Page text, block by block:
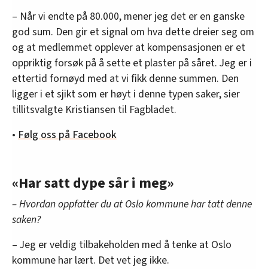
– Når vi endte på 80.000, mener jeg det er en ganske
god sum. Den gir et signal om hva dette dreier seg om
og at medlemmet opplever at kompensasjonen er et
oppriktig forsøk på å sette et plaster på såret. Jeg er i
ettertid fornøyd med at vi fikk denne summen. Den
ligger i et sjikt som er høyt i denne typen saker, sier
tillitsvalgte Kristiansen til Fagbladet.
• Følg oss på Facebook
«Har satt dype sår i meg»
– Hvordan oppfatter du at Oslo kommune har tatt denne
saken?
– Jeg er veldig tilbakeholden med å tenke at Oslo
kommune har lært. Det vet jeg ikke.